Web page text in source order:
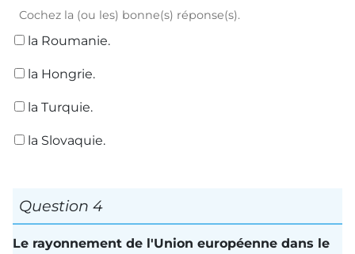
Cochez la (ou les) bonne(s) réponse(s).
la Roumanie.
la Hongrie.
la Turquie.
la Slovaquie.
Question 4
Le rayonnement de l'Union européenne dans le